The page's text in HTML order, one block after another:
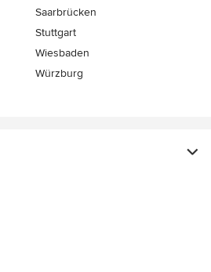
Saarbrücken
Stuttgart
Wiesbaden
Würzburg